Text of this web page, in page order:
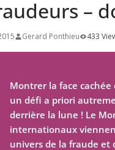
–
Gerard Ponthieu 433
Montrer la face cachée
un défi a priori
derrière la lune ! Le
internationaux
univers de la fraude et